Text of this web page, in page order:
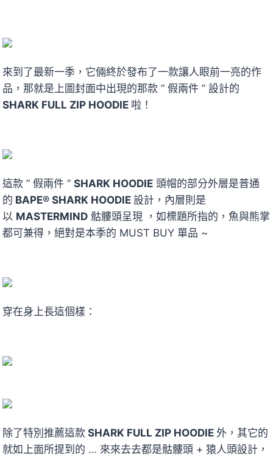
來到了最新一季，它倆終於發布了一款讓人眼前一亮的作
品，那就是上圖封面中出現的那款 ” 假兩件 ” 設計的
SHARK FULL ZIP HOODIE 啦！
這款 ” 假兩件 ” SHARK HOODIE 頭帽的部分外層是普通
的 BAPE® SHARK HOODIE 設計，內層則是
以 MASTERMIND 骷髏頭呈現 ，如標題所指的，魚與熊掌
都可兼得，絕對是本季的 MUST BUY 單品 ~
穿在身上長這個樣：
除了特別推薦這款 SHARK FULL ZIP HOODIE 外，其它的
就如上面所提到的 … 來來去去都是骷髏頭 + 猿人頭設計，